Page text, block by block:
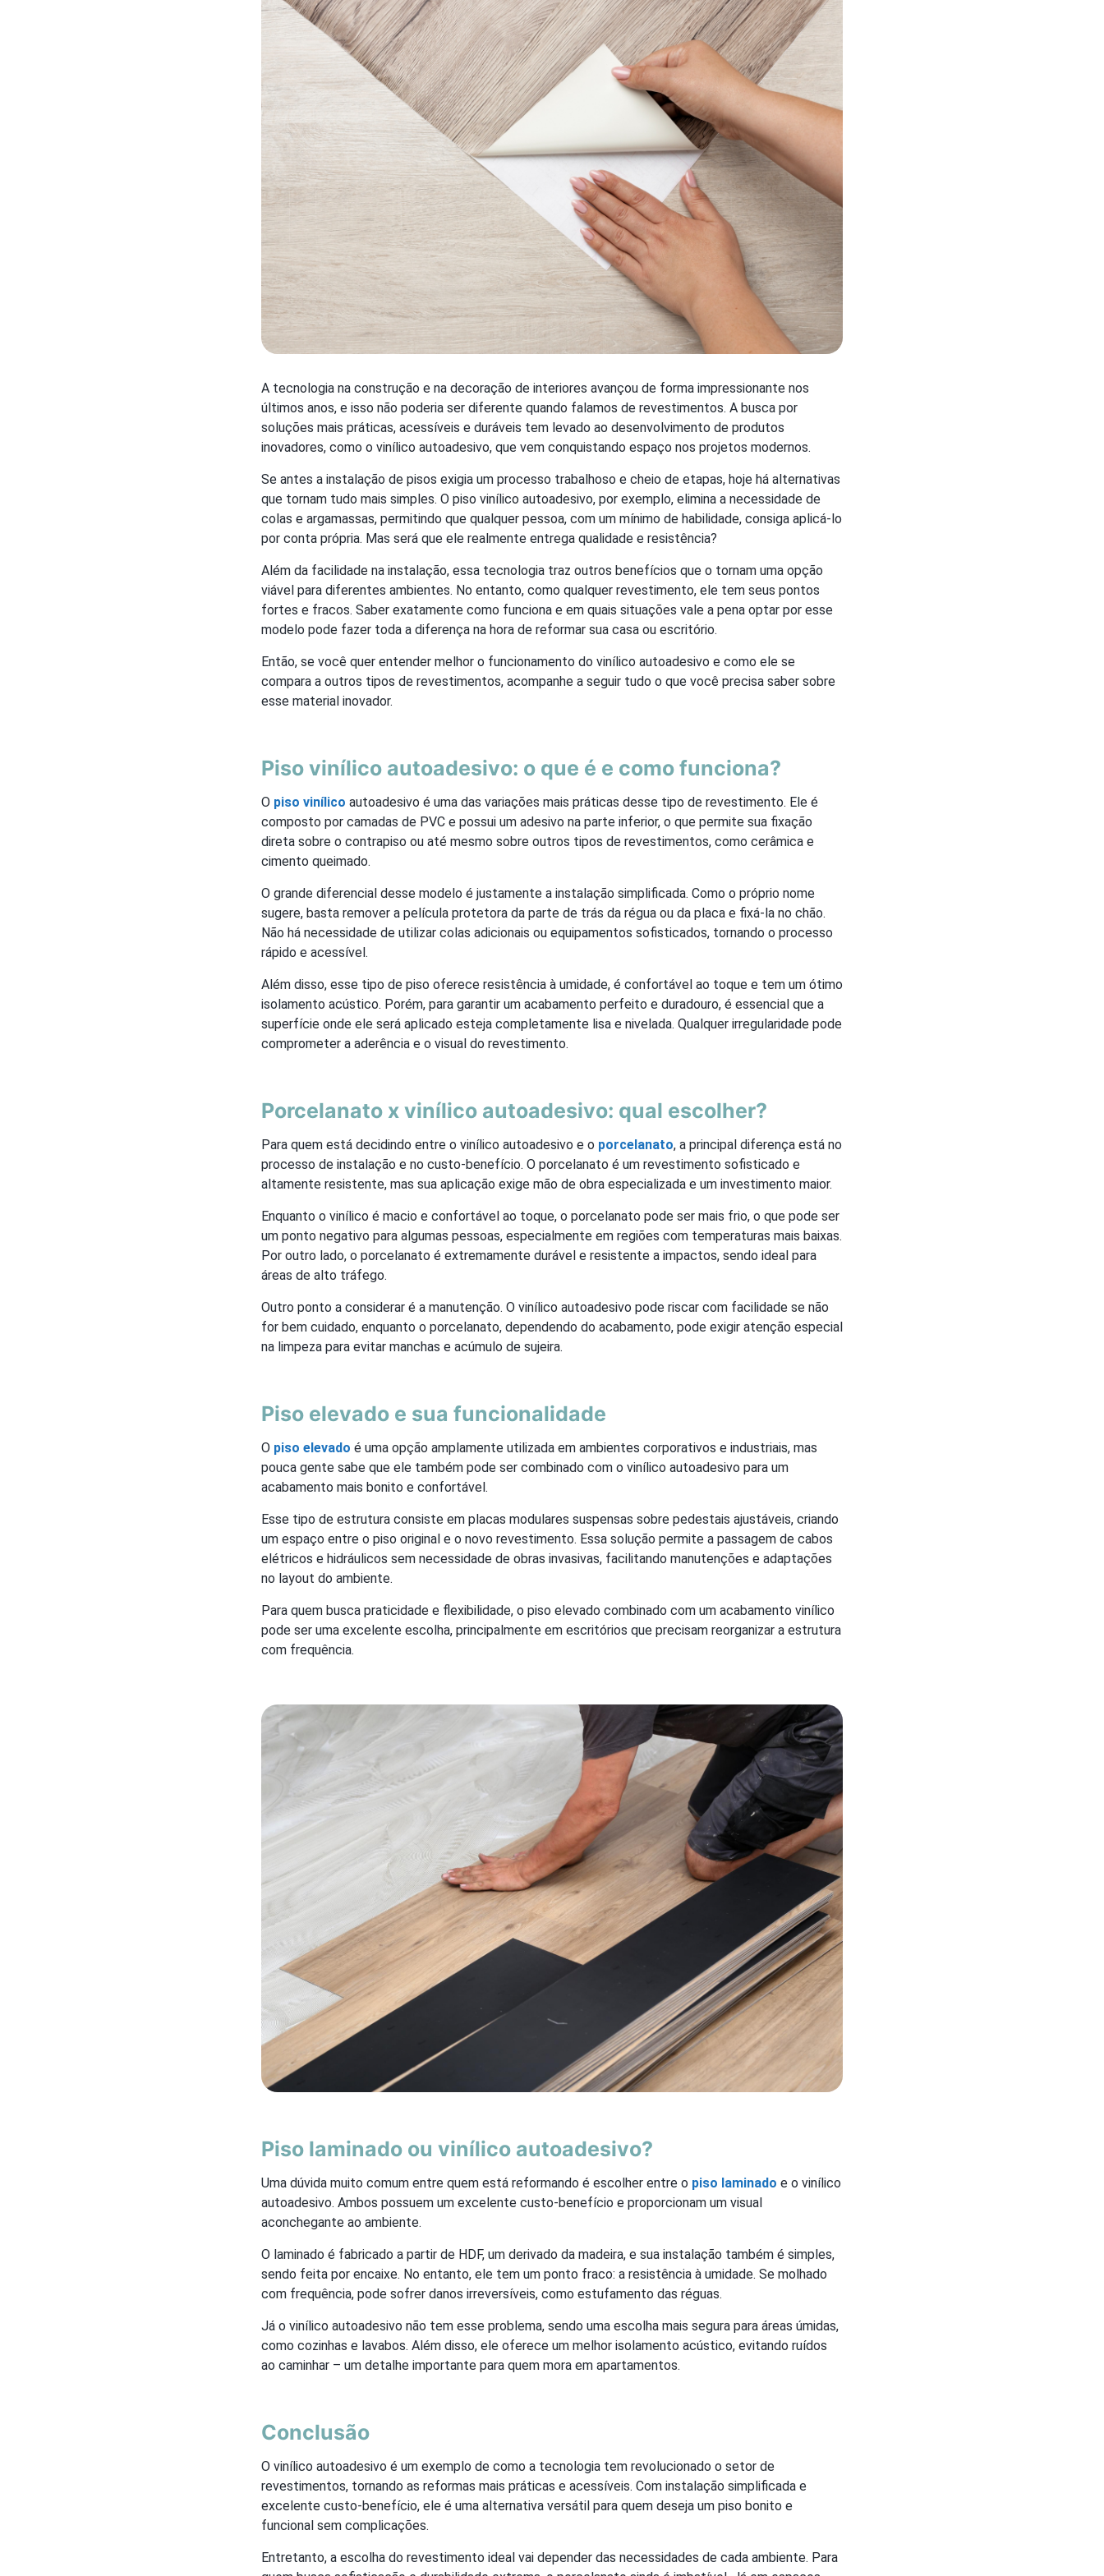
A tecnologia na construção e na decoração de interiores avançou de forma impressionante nos
últimos anos, e isso não poderia ser diferente quando falamos de revestimentos. A busca por
soluções mais práticas, acessíveis e duráveis tem levado ao desenvolvimento de produtos
inovadores, como o vinílico autoadesivo, que vem conquistando espaço nos projetos modernos.
Se antes a instalação de pisos exigia um processo trabalhoso e cheio de etapas, hoje há alternativas
que tornam tudo mais simples. O piso vinílico autoadesivo, por exemplo, elimina a necessidade de
colas e argamassas, permitindo que qualquer pessoa, com um mínimo de habilidade, consiga aplicá-lo
por conta própria. Mas será que ele realmente entrega qualidade e resistência?
Além da facilidade na instalação, essa tecnologia traz outros benefícios que o tornam uma opção
viável para diferentes ambientes. No entanto, como qualquer revestimento, ele tem seus pontos
fortes e fracos. Saber exatamente como funciona e em quais situações vale a pena optar por esse
modelo pode fazer toda a diferença na hora de reformar sua casa ou escritório.
Então, se você quer entender melhor o funcionamento do vinílico autoadesivo e como ele se
compara a outros tipos de revestimentos, acompanhe a seguir tudo o que você precisa saber sobre
esse material inovador.
Piso vinílico autoadesivo: o que é e como funciona?
O piso vinílico autoadesivo é uma das variações mais práticas desse tipo de revestimento. Ele é
composto por camadas de PVC e possui um adesivo na parte inferior, o que permite sua fixação
direta sobre o contrapiso ou até mesmo sobre outros tipos de revestimentos, como cerâmica e
cimento queimado.
O grande diferencial desse modelo é justamente a instalação simplificada. Como o próprio nome
sugere, basta remover a película protetora da parte de trás da régua ou da placa e fixá-la no chão.
Não há necessidade de utilizar colas adicionais ou equipamentos sofisticados, tornando o processo
rápido e acessível.
Além disso, esse tipo de piso oferece resistência à umidade, é confortável ao toque e tem um ótimo
isolamento acústico. Porém, para garantir um acabamento perfeito e duradouro, é essencial que a
superfície onde ele será aplicado esteja completamente lisa e nivelada. Qualquer irregularidade pode
comprometer a aderência e o visual do revestimento.
Porcelanato x vinílico autoadesivo: qual escolher?
Para quem está decidindo entre o vinílico autoadesivo e o porcelanato, a principal diferença está no
processo de instalação e no custo-benefício. O porcelanato é um revestimento sofisticado e
altamente resistente, mas sua aplicação exige mão de obra especializada e um investimento maior.
Enquanto o vinílico é macio e confortável ao toque, o porcelanato pode ser mais frio, o que pode ser
um ponto negativo para algumas pessoas, especialmente em regiões com temperaturas mais baixas.
Por outro lado, o porcelanato é extremamente durável e resistente a impactos, sendo ideal para
áreas de alto tráfego.
Outro ponto a considerar é a manutenção. O vinílico autoadesivo pode riscar com facilidade se não
for bem cuidado, enquanto o porcelanato, dependendo do acabamento, pode exigir atenção especial
na limpeza para evitar manchas e acúmulo de sujeira.
Piso elevado e sua funcionalidade
O piso elevado é uma opção amplamente utilizada em ambientes corporativos e industriais, mas
pouca gente sabe que ele também pode ser combinado com o vinílico autoadesivo para um
acabamento mais bonito e confortável.
Esse tipo de estrutura consiste em placas modulares suspensas sobre pedestais ajustáveis, criando
um espaço entre o piso original e o novo revestimento. Essa solução permite a passagem de cabos
elétricos e hidráulicos sem necessidade de obras invasivas, facilitando manutenções e adaptações
no layout do ambiente.
Para quem busca praticidade e flexibilidade, o piso elevado combinado com um acabamento vinílico
pode ser uma excelente escolha, principalmente em escritórios que precisam reorganizar a estrutura
com frequência.
Piso laminado ou vinílico autoadesivo?
Uma dúvida muito comum entre quem está reformando é escolher entre o piso laminado e o vinílico
autoadesivo. Ambos possuem um excelente custo-benefício e proporcionam um visual
aconchegante ao ambiente.
O laminado é fabricado a partir de HDF, um derivado da madeira, e sua instalação também é simples,
sendo feita por encaixe. No entanto, ele tem um ponto fraco: a resistência à umidade. Se molhado
com frequência, pode sofrer danos irreversíveis, como estufamento das réguas.
Já o vinílico autoadesivo não tem esse problema, sendo uma escolha mais segura para áreas úmidas,
como cozinhas e lavabos. Além disso, ele oferece um melhor isolamento acústico, evitando ruídos
ao caminhar – um detalhe importante para quem mora em apartamentos.
Conclusão
O vinílico autoadesivo é um exemplo de como a tecnologia tem revolucionado o setor de
revestimentos, tornando as reformas mais práticas e acessíveis. Com instalação simplificada e
excelente custo-benefício, ele é uma alternativa versátil para quem deseja um piso bonito e
funcional sem complicações.
Entretanto, a escolha do revestimento ideal vai depender das necessidades de cada ambiente. Para